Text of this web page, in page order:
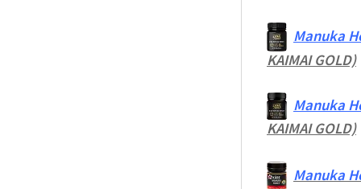
Manuka
KAIMAI GOLD)
Manuka
KAIMAI GOLD)
Manuka